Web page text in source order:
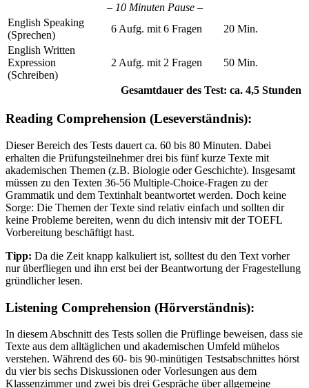
– 10 Minuten Pause –
English Speaking
(Sprechen)
6 Aufg. mit 6 Fragen
20 Min.
English Written
Expression
(Schreiben)
2 Aufg. mit 2 Fragen 50 Min.
Gesamtdauer des Test: ca. 4,5 Stunden
Reading Comprehension (Leseverständnis):
Dieser Bereich des Tests dauert ca. 60 bis 80 Minuten. Dabei
erhalten die Prüfungsteilnehmer drei bis fünf kurze Texte mit
akademischen Themen (z.B. Biologie oder Geschichte). Insgesamt
müssen zu den Texten 36-56 Multiple-Choice-Fragen zu der
Grammatik und dem Textinhalt beantwortet werden. Doch keine
Sorge: Die Themen der Texte sind relativ einfach und sollten dir
keine Probleme bereiten, wenn du dich intensiv mit der TOEFL
Vorbereitung beschäftigt hast.
Tipp: Da die Zeit knapp kalkuliert ist, solltest du den Text vorher
nur überfliegen und ihn erst bei der Beantwortung der Fragestellung
gründlicher lesen.
Listening Comprehension (Hörverständnis):
In diesem Abschnitt des Tests sollen die Prüflinge beweisen, dass sie
Texte aus dem alltäglichen und akademischen Umfeld mühelos
verstehen. Während des 60- bis 90-minütigen Testsabschnittes hörst
du vier bis sechs Diskussionen oder Vorlesungen aus dem
Klassenzimmer und zwei bis drei Gespräche über allgemeine